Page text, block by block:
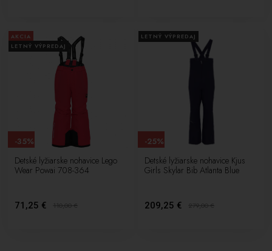
AKCIA
LETNÝ VÝPREDAJ
Detské lyžiarske nohavice Lego
Wear Powai 708-364
71,25 € 110,00€
-35%
LETNÝ VÝPREDAJ
Detské lyžiarske nohavice Kjus
Girls Skylar Bib Atlanta Blue
209,25 € 279,00€
-25%